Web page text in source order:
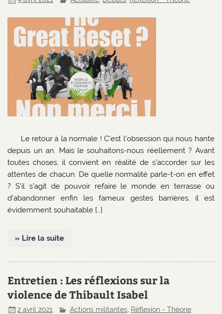
Le retour à la normale ! C’est l’obsession qui nous hante
depuis un an. Mais le souhaitons-nous réellement ? Avant
toutes choses, il convient en réalité de s’accorder sur les
attentes de chacun. De quelle normalité parle-t-on en effet
? S’il s’agit de pouvoir refaire le monde en terrasse ou
d’abandonner enfin les fameux gestes barrières, il est
évidemment souhaitable […]
» Lire la suite
Entretien : Les réflexions sur la
violence de Thibault Isabel
2 avril 2021 Actions militantes Réflexion - Théorie